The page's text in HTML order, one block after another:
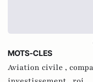
MOTS-CLES
Aviation civile ,